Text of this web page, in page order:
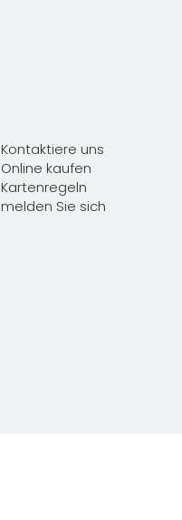
Kontaktiere uns
Online kaufen
Kartenregeln
melden Sie sich